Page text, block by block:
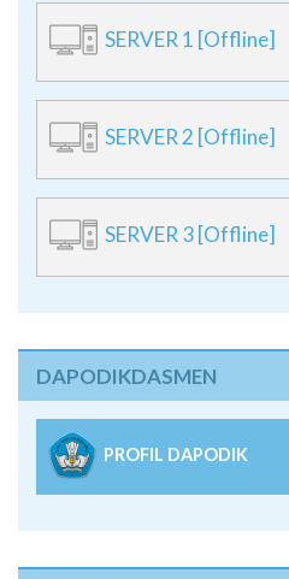
SERVER 1 [Offline]
SERVER 2 [Offline]
SERVER 3 [Offline]
DAPODIKDASMEN
PROFIL DAPODIK